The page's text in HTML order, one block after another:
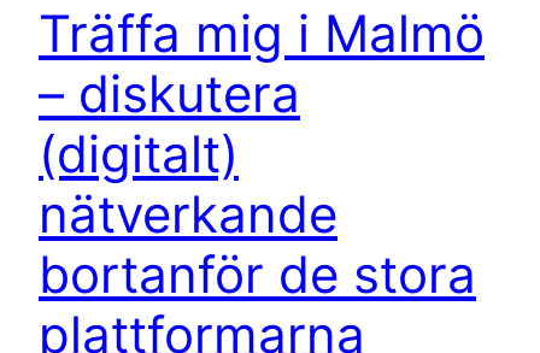
Träffa mig i Malmö
– diskutera
(digitalt)
nätverkande
bortanför de stora
plattformarna